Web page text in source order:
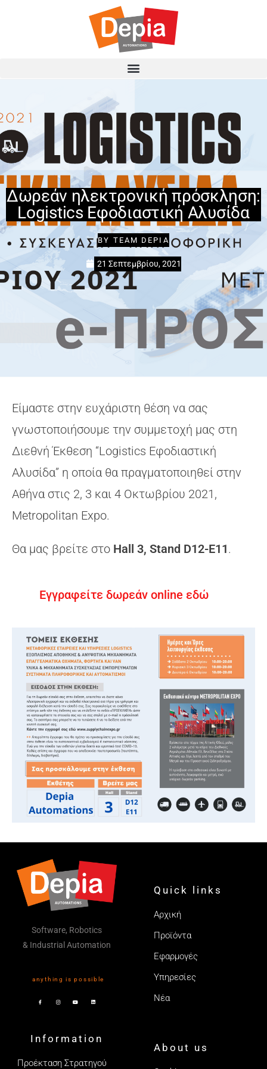
Δωρεάν ηλεκτρονική πρόσκληση:
Logistics Εφοδιαστική Αλυσίδα
BY TEAM DEPIA
21 Σεπτεμβρίου, 2021
Είμαστε στην ευχάριστη θέση να σας
γνωστοποιήσουμε την συμμετοχή μας στη
Διεθνή Έκθεση “Logistics Εφοδιαστική
Αλυσίδα” η οποία θα πραγματοποιηθεί στην
Αθήνα στις 2, 3 και 4 Οκτωβρίου 2021,
Metropolitan Expo.
Θα μας βρείτε στο Hall 3, Stand D12-E11.
Εγγραφείτε δωρεάν online εδώ
Software, Robotics
& Industrial Automation
anything is possible
Quick links
Αρχική
Προϊόντα
Εφαρμογές
Υπηρεσίες
Νέα
Information
Προέκταση Στρατηγού
About us